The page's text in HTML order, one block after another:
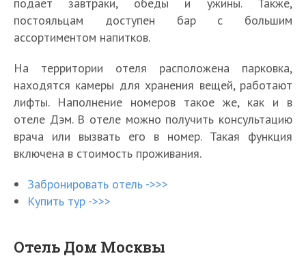
постояльцам доступен бар с большим
ассортиментом напитков.
На территории отеля расположена парковка,
находятся камеры для хранения вещей, работают
лифты. Наполнение номеров такое же, как и в
отеле Дэм. В отеле можно получить консультацию
врача или вызвать его в номер. Такая функция
включена в стоимость проживания.
Забронировать отель ->>>
Купить тур ->>>
Отель Дом Москвы